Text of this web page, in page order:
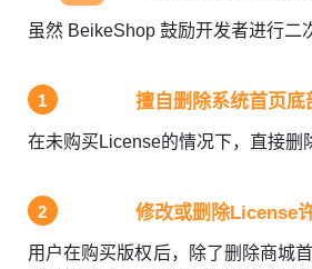
虽然 BeikeShop 鼓励开发者进行二
1 擅自删除系统首页底
在未购买License的情况下，直接删
2 修改或删除License
用户在购买版权后，除了删除商城